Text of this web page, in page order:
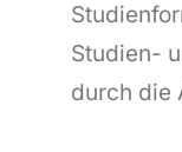
Studien-
durch die